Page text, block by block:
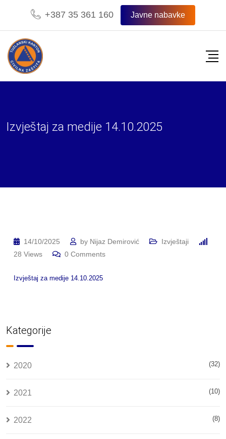
content
+387 35 361 160 Javne nabavke
Izvještaj za medije 14.10.2025
14/10/2025 by Nijaz Demirović
Izvještaji
28 Views 0 Comments
Izvještaj za medije 14.10.2025
Kategorije
2020 (32)
2021 (10)
2022 (8)